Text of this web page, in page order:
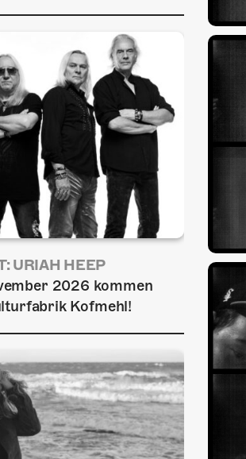
URIAH HEEP
2026 kommen
Kofmehl!